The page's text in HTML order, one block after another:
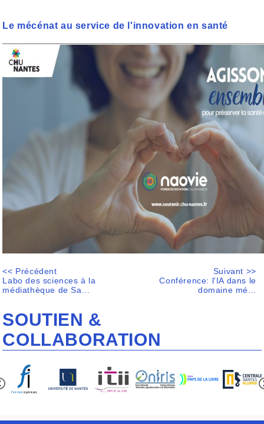
Le mécénat au service de l'innovation en santé
<< Précédent
Labo des sciences à la
médiathèque de Sa...
Suivant >>
Conférence: l'IA dans le
domaine mé...
SOUTIEN &
COLLABORATION